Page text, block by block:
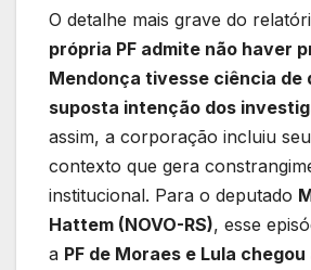
O detalhe mais grave do
própria PF admite não haver
Mendonça tivesse ciência de
suposta intenção dos
assim, a corporação incluiu
contexto que gera
institucional. Para o deputado
Hattem (NOVO-RS), esse
a PF de Moraes e Lula